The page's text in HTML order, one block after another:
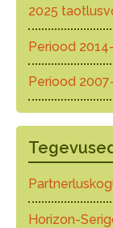
2025
Periood
Periood
Horizon-